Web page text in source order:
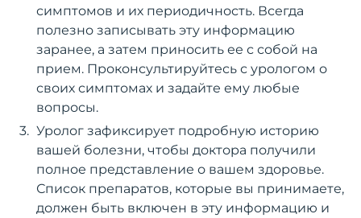
симптомов и их периодичность. Всегда
полезно записывать эту информацию
заранее, а затем приносить ее с собой на
прием. Проконсультируйтесь с урологом о
своих симптомах и задайте ему любые
вопросы.
Уролог зафиксирует подробную историю
вашей болезни, чтобы доктора получили
полное представление о вашем здоровье.
Список препаратов, которые вы принимаете,
должен быть включен в эту информацию и